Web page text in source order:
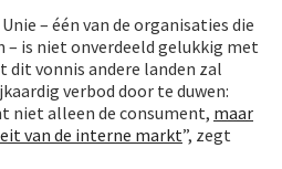
– één van de organisaties die
– is niet onverdeeld gelukkig met
dit vonnis andere landen zal
verbod door te duwen:
niet alleen de consument, maar
van de interne markt”, zegt